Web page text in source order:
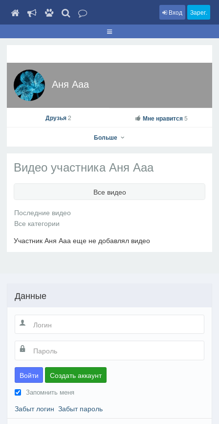
Вход Зарег.
Аня Ааа
В друзья
Друзья2 Мне нравится 5
Больше
Видео участника Аня Ааа
Все видео
Участник Аня Ааа еще не добавлял видео
Данные
Войти Создать аккаунт
Запомнить меня
Забыт логин Забыт пароль